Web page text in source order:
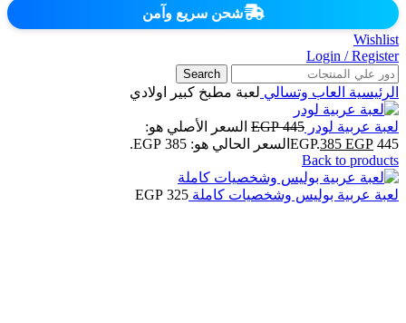
شحن سريع وآمن
Wishlist
Login / Register
Search
الرئيسية العاب وتسالي لعبة مطبخ كبير اولادي
لعبة عربية لودر 445
EGP السعر الأصلي هو:
445 EGP.
385 EGP
السعر الحالي هو: 385 EGP.
Back to products
لعبة عربية بوليس وشخصيات كاملة 325
EGP